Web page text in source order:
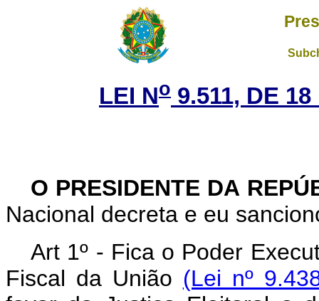
LEI No 9.511, DE
O PRESIDENTE DA
Nacional decreta e eu
Art 1º - Fica o Poder
Fiscal da União (Lei nº